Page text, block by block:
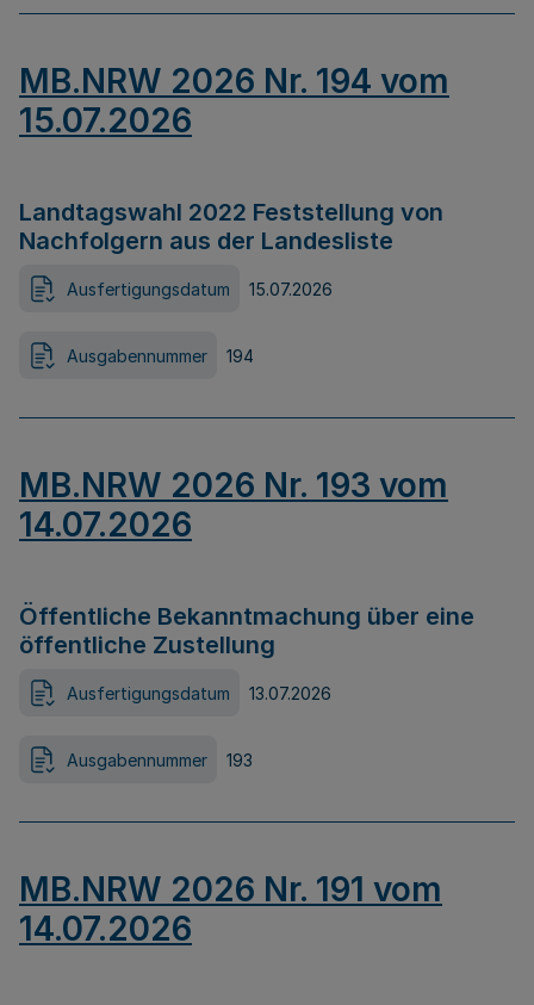
MB.NRW 2026 Nr. 194 vom
15.07.2026
Landtagswahl 2022 Feststellung von
Nachfolgern aus der Landesliste
Ausfertigungsdatum 15.07.2026
Ausgabennummer 194
MB.NRW 2026 Nr. 193 vom
14.07.2026
Öffentliche Bekanntmachung über eine
öffentliche Zustellung
Ausfertigungsdatum 13.07.2026
Ausgabennummer 193
MB.NRW 2026 Nr. 191 vom
14.07.2026